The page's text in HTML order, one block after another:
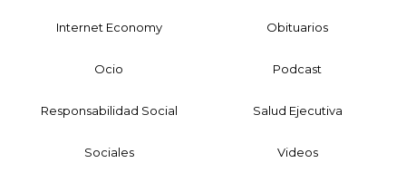
Internet Economy Obituarios
Ocio Podcast
Responsabilidad Social Salud Ejecutiva
Sociales Videos